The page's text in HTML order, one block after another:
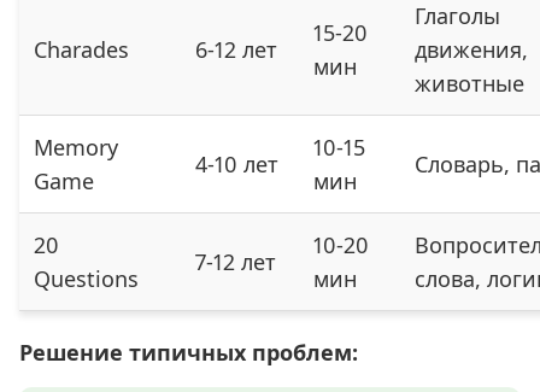
Charades 6-12 лет
15-20
мин
Глаголы
движения,
животные
Memory
Game
4-10 лет
10-15
мин
Словарь,
20
Questions
7-12 лет
10-20
мин
слова,
Решение типичных проблем: